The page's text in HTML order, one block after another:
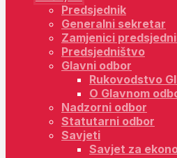
Predsjednik
Generalni sekretar
Zamjenici
Predsjedništvo
Glavni odbor
Rukovodstvo
O Glavnom
Nadzorni odbor
Statutarni odbor
Savjeti
Savjet za